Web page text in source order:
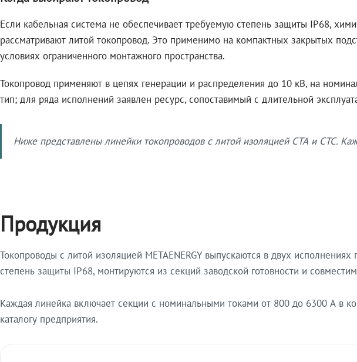
Если кабельная система не обеспечивает требуемую степень защиты IP68,
рассматривают литой токопровод. Это применимо на компактных закрытых
условиях ограниченного монтажного пространства.
Токопровод применяют в цепях генерации и распределения до 10 кВ, на
тип; для ряда исполнений заявлен ресурс, сопоставимый с длительной
Ниже представлены линейки токопроводов с литой изоляцией СТА и СТС.
Продукция
Токопроводы с литой изоляцией METAENERGY выпускаются в двух
степень защиты IP68, монтируются из секций заводской готовности и
Каждая линейка включает секции с номинальными токами от 800 до 6300 А в
каталогу предприятия.